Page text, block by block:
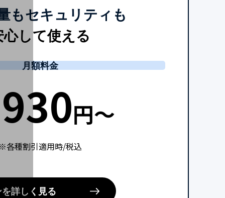
もセキュリティも
心して使える
月額料金
円～
各種割引適用時/税込
詳しく見る